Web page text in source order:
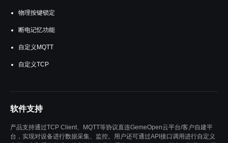
物理按键锁定
断电记忆功能
自定义MQTT
自定义TCP
软件支持
产品支持通过TCP Client、MQTT等协议直连GemeOpen云平台/客户自建平
台，实现对设备进行数据采集、监控。用户还可通过API接口调用进行自定义